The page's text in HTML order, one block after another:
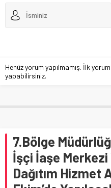
Henüz yorum yapılmamış. İlk
yapabilirsiniz.
7.Bölge
İşçi İaşe Merkezi
Dağıtım Hizmet